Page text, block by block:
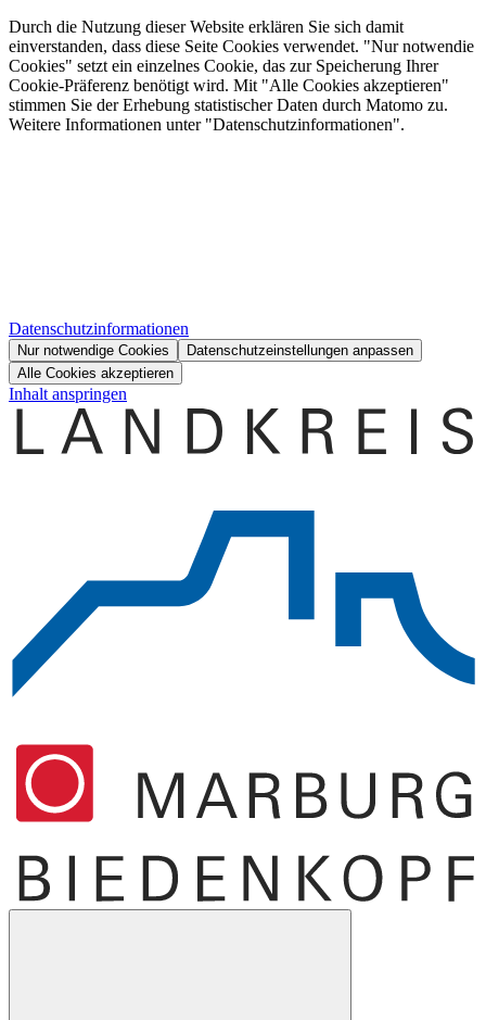
Durch die Nutzung dieser Website erklären Sie sich damit
einverstanden, dass diese Seite Cookies verwendet. "Nur notwendie
Cookies" setzt ein einzelnes Cookie, das zur Speicherung Ihrer
Cookie-Präferenz benötigt wird. Mit "Alle Cookies akzeptieren"
stimmen Sie der Erhebung statistischer Daten durch Matomo zu.
Weitere Informationen unter "Datenschutzinformationen".
Datenschutzinformationen
Nur notwendige Cookies
Datenschutzeinstellungen anpassen
Alle Cookies akzeptieren
Inhalt anspringen